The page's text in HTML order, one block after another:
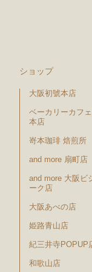
ショップ
大阪初號本店
ベーカリーカフ
本店
嵜本珈琲 焙煎所
and more 扇町店
and more 大阪ビ
ーク店
大阪あべの店
姫路青山店
紀三井寺POPUP
和歌山店